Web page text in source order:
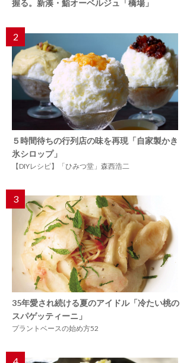
握る。新湊・鮨オーベルジュ「橋場」
2
５時間待ちの行列店の味を再現「自家製かき
氷シロップ」
【DIYレシピ】「ひみつ堂」森西浩二
3
35年愛され続ける夏のアイドル「冷たい桃の
スパゲッティーニ」
プラントベースの始め方52